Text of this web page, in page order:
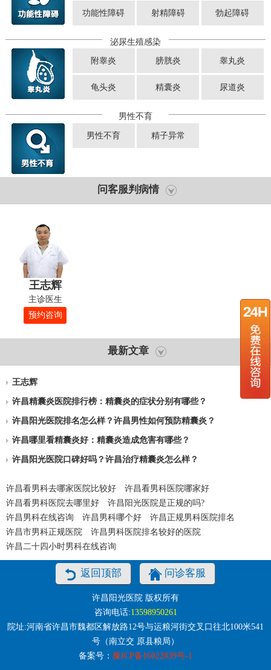
功能性障碍 射精障碍 勃起障碍
泌尿生殖感染
附睾炎 膀胱炎 睾丸炎
龟头炎 精囊炎 尿道炎
男性不育
男性不育 精子异常
问客服判病情
王志辉
主诊医生
预约咨询
最新文章
王志辉
许昌精囊炎医院排行榜：精囊炎的症状分别有哪些？
许昌阳光医院排名怎么样？许昌男性如何预防精囊炎？
许昌哪里看精囊炎好：精囊炎造成危害有哪些？
许昌阳光医院口碑好吗？许昌治疗精囊炎怎么样？
许昌看男科去哪家医院比较好
许昌看男科医院哪家好
许昌看男科医院去哪里好
许昌阳光医院是正规的吗?
许昌男科在线咨询
许昌男科哪个好
许昌正规男科医院排名
许昌市男科正规医院
许昌男科医院排名较好的医院
许昌二十四小时男科在线咨询
返回顶部 问诊客服
许昌阳光医院 版权所有
咨询电话:13598950261
院址:河南省许昌市魏都区解放路12号与运粮河街交叉口往北100米541
号（南立交 原县粮局）
备案号： 豫ICP备16022839号-1